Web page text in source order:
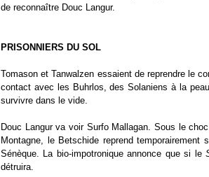
de reconnaître Douc Langur.
PRISONNIERS DU SOL
Tomason et Tanwalzen essaient de reprendre le
contact avec les Buhrlos, des Solaniens à la
survivre dans le vide.
Douc Langur va voir Surfo Mallagan. Sous le
Montagne, le Betschide reprend
Sénèque. La bio-impotronique annonce que si le
détruira.